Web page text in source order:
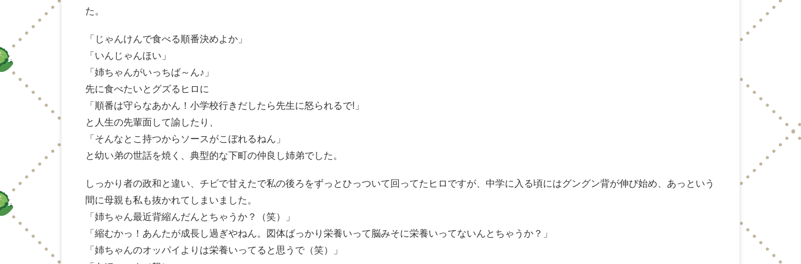
た。
「じゃんけんで食べる順番決めよか」
「いんじゃんほい」
「姉ちゃんがいっちば～ん♪」
先に食べたいとグズるヒロに
「順番は守らなあかん！小学校行きだしたら先生に怒られるで!」
と人生の先輩面して諭したり、
「そんなとこ持つからソースがこぼれるねん」
と幼い弟の世話を焼く、典型的な下町の仲良し姉弟でした。
しっかり者の政和と違い、チビで甘えたで私の後ろをずっとひっついて回ってたヒロですが、中学に入る頃にはグングン背が伸び始め、あっという
間に母親も私も抜かれてしまいました。
「姉ちゃん最近背縮んだんとちゃうか？（笑）」
「縮むかっ！あんたが成長し過ぎやねん。図体ばっかり栄養いって脳みそに栄養いってないんとちゃうか？」
「姉ちゃんのオッパイよりは栄養いってると思うで（笑）」